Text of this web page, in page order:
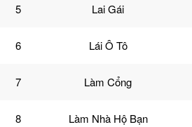
5 Lai Gái
6 Lái Ô Tô
7 Làm Cổng
8 Làm Nhà Hộ Bạn